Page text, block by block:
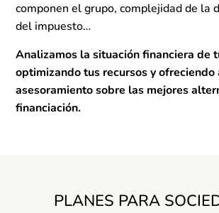
componen el grupo, complejidad de la
del impuesto…
Analizamos la situación financiera de
optimizando tus recursos y ofreciendo
asesoramiento sobre las mejores
financiación.
PLANES PARA